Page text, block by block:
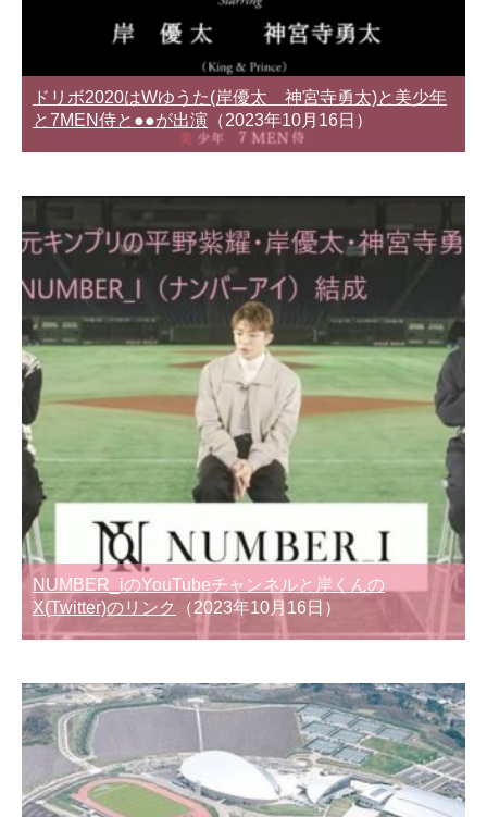
ドリボ2020はWゆうた(岸優太 神宮寺勇太)と美少年
と7MEN侍と●●が出演 （2023年10月16日）
NUMBER_iのYouTubeチャンネルと岸くんの
X(Twitter)のリンク
（2023年10月16日）